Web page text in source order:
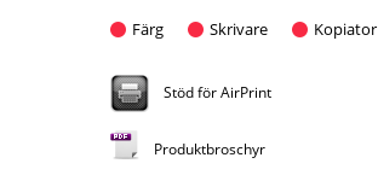
Färg Skrivare Kopiator
Stöd för AirPrint
Produktbroschyr